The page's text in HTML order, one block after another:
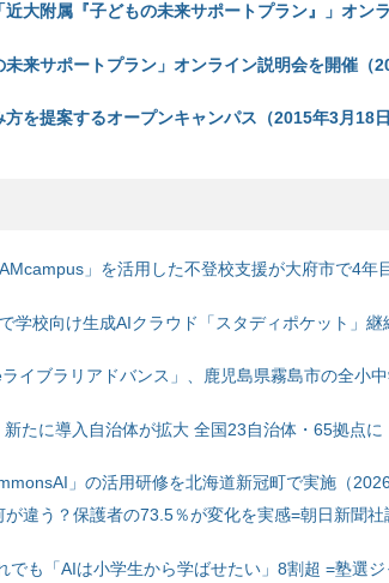
大附属『子どもの未来サポートプラン』」オン
来サポートプラン」オンライン説明会を開催（
を提案するオープンキャンパス（2015年3月18日
」を活用した不登校支援が大府市で4年
学校向け生成AIクラウド「スタディポケット」継
イブラリアドバンス」、鹿児島県霧島市の全小
たに導入自治体が拡大 全国23自治体・65拠点に
」の活用研修を北海道新冠町で実施（2026
違う？保護者の73.5％が変化を実感=朝日新聞社
でも「AIは小学生から学ばせたい」8割超 =塾選